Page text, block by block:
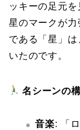
ッキーの足元
星のマークが
である「星」
いたのです。
名シーンの
音楽: 「